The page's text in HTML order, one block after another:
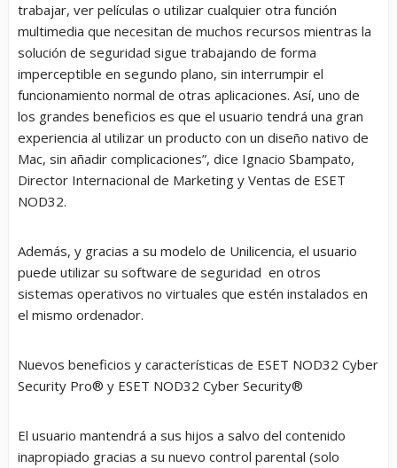
trabajar, ver películas o utilizar cualquier otra función
multimedia que necesitan de muchos recursos mientras la
solución de seguridad sigue trabajando de forma
imperceptible en segundo plano, sin interrumpir el
funcionamiento normal de otras aplicaciones. Así, uno de
los grandes beneficios es que el usuario tendrá una gran
experiencia al utilizar un producto con un diseño nativo de
Mac, sin añadir complicaciones”, dice Ignacio Sbampato,
Director Internacional de Marketing y Ventas de ESET
NOD32.
Además, y gracias a su modelo de Unilicencia, el usuario
puede utilizar su software de seguridad en otros
sistemas operativos no virtuales que estén instalados en
el mismo ordenador.
Nuevos beneficios y características de ESET NOD32 Cyber
Security Pro® y ESET NOD32 Cyber Security®
El usuario mantendrá a sus hijos a salvo del contenido
inapropiado gracias a su nuevo control parental (solo